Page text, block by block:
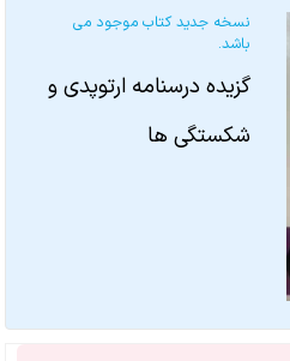
نسخه جدید کتاب موجود می
باشد.
گزیده درسنامه ارتوپدی و
شکستگی ها